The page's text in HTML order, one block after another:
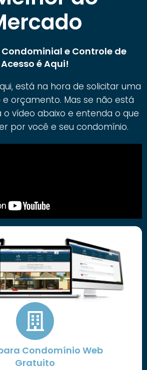
e Controle de
Acesso é Aqui!
está na hora de solicitar uma
orçamento. Mas se não está
o vídeo abaixo e entenda o que
por você e seu condomínio.
Condomínio Web
Gratuito